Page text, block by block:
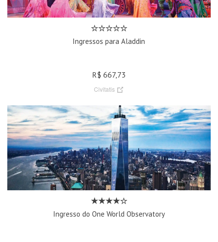
Ingressos para Aladdin
R$ 667,73
Civitatis
Ingresso do One World Observatory